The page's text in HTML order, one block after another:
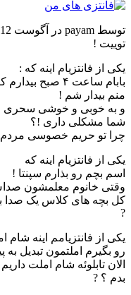
توییت !
یکی از فانتزیام اینه که :
بابام ساعت ۴ صبح بیدارم کنه و بگه : پاشو سحره !
منم بیدار شم !
و به خوبی و خوشی سحری
شما مشکلی داری !؟
چرا تو حریم خصوسی
یکی از فانتزیام اینه که
اسم بچم رو بذارم سپنتا !
وقتی خانوم معلمشون
کل بچه های کلاس یک صدا بگن ۱۵
?
رو بگیرم املتمون تبدیل به
الان تابلوئه شام املت
بدم ؟ ?